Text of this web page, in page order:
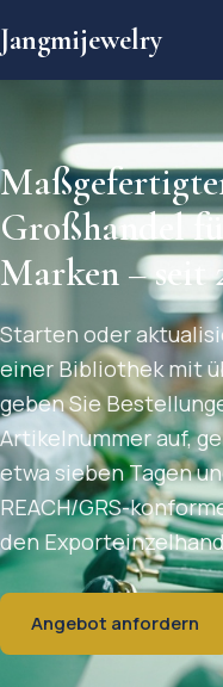
Jangmijewelry
Großhandel
Marken – seit
Starten oder
einer Bibliothek mit
geben Sie
Artikelnummer auf,
etwa sieben Tagen
REACH/GRS-
den
Angebot anfordern